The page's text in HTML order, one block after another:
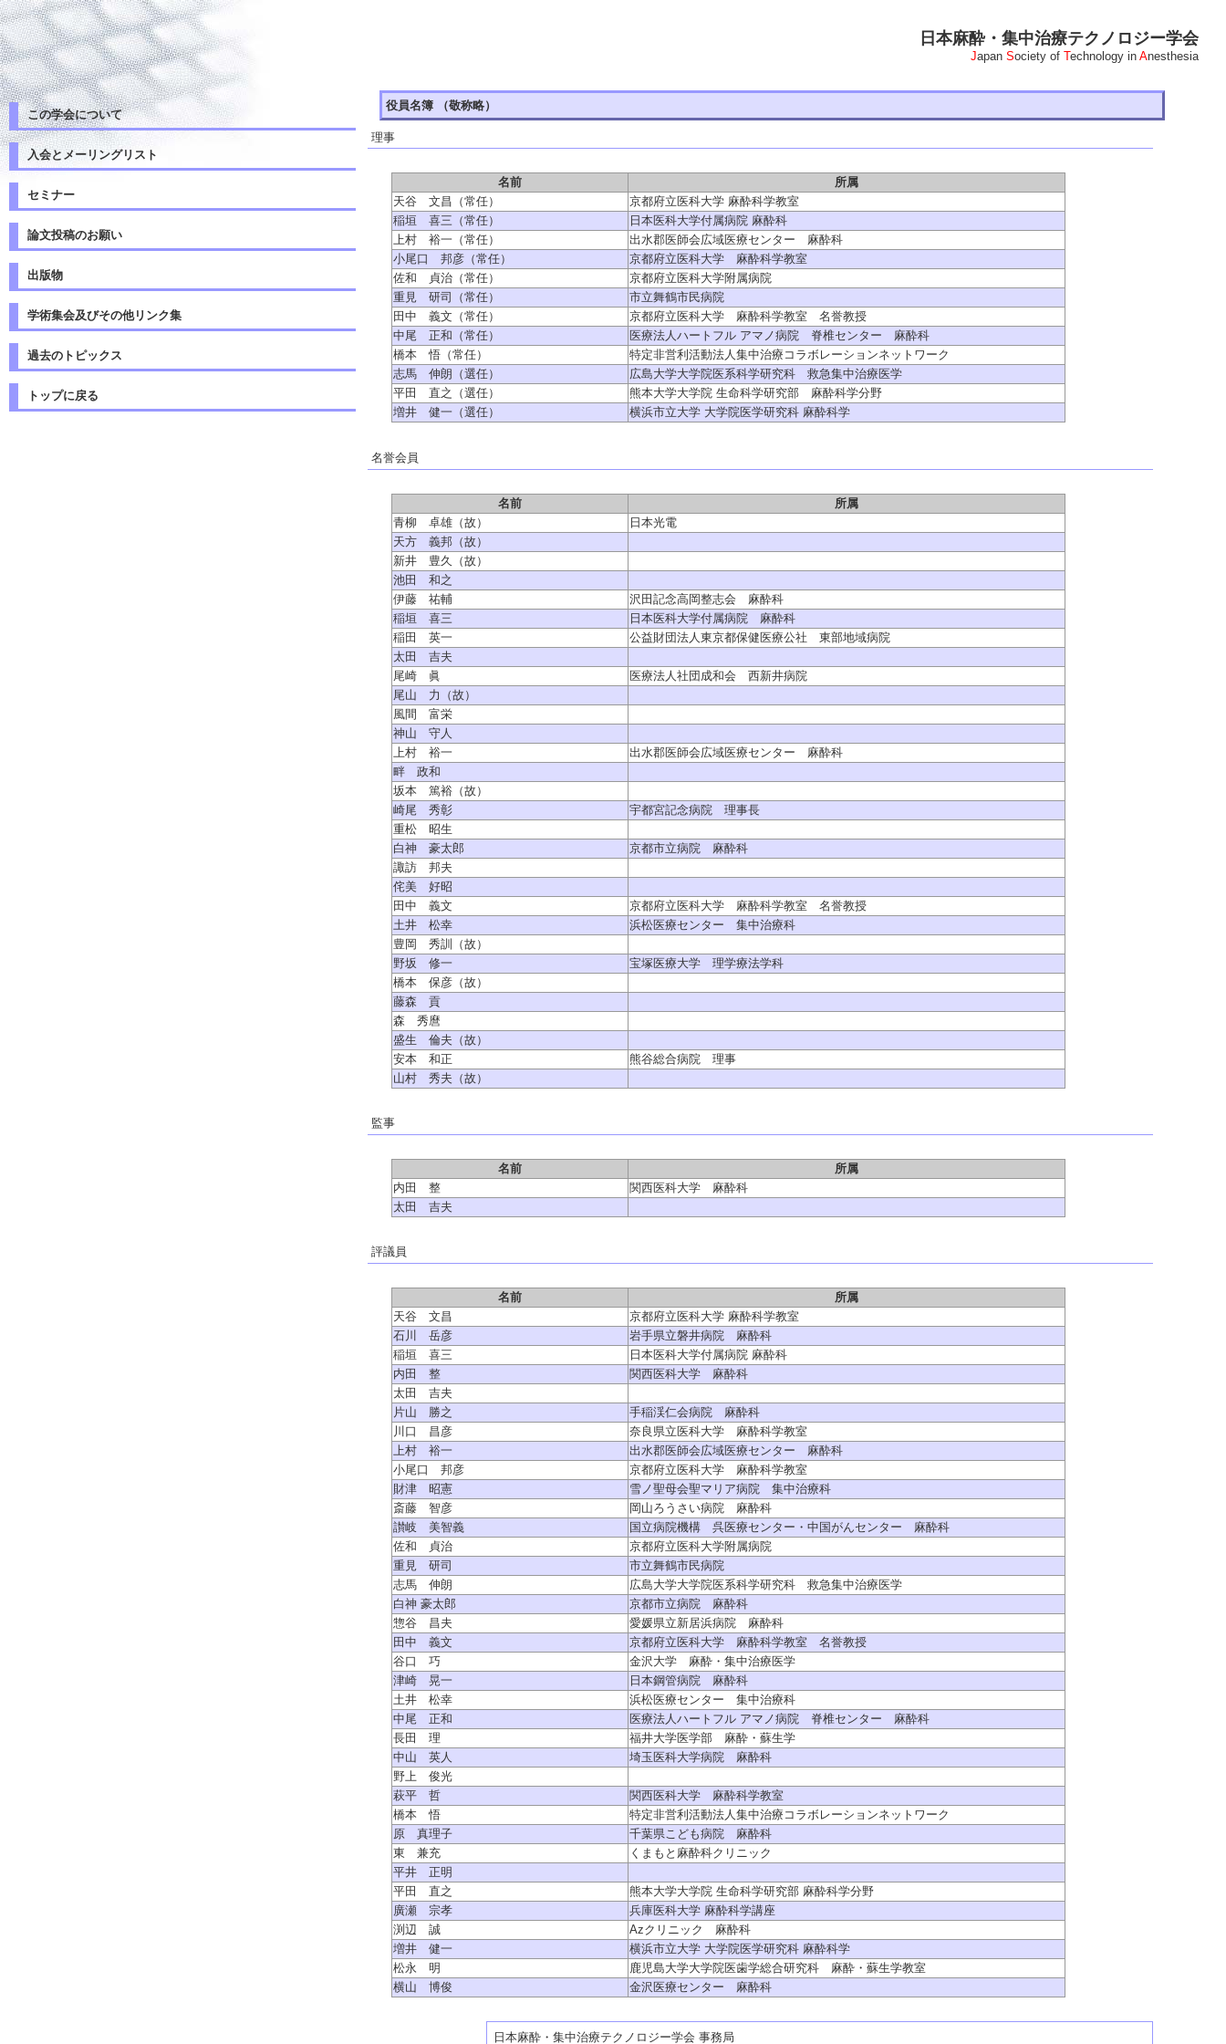
日本麻酔・集中治療テクノロジー学会
Japan Society of Technology in Anesthesia
この学会について
入会とメーリングリスト
セミナー
論文投稿のお願い
出版物
学術集会及びその他リンク集
過去のトピックス
トップに戻る
役員名簿 （敬称略）
理事
名前
所属
天谷 文昌（常任）
京都府立医科大学 麻酔科学教室
稲垣 喜三（常任）
日本医科大学付属病院 麻酔科
上村 裕一（常任）
出水郡医師会広域医療センター 麻酔科
小尾口 邦彦（常任）
京都府立医科大学 麻酔科学教室
佐和 貞治（常任）
京都府立医科大学附属病院
重見 研司（常任）
市立舞鶴市民病院
田中 義文（常任）
京都府立医科大学 麻酔科学教室 名誉教授
中尾 正和（常任）
医療法人ハートフル アマノ病院 脊椎センター 麻酔科
橋本 悟（常任）
特定非営利活動法人集中治療コラボレーションネットワーク
志馬 伸朗（選任）
広島大学大学院医系科学研究科 救急集中治療医学
平田 直之（選任）
熊本大学大学院 生命科学研究部 麻酔科学分野
増井 健一（選任）
横浜市立大学 大学院医学研究科 麻酔科学
名誉会員
名前
所属
青柳 卓雄（故）
日本光電
天方 義邦（故）
新井 豊久（故）
池田 和之
伊藤 祐輔
沢田記念高岡整志会 麻酔科
稲垣 喜三
日本医科大学付属病院 麻酔科
稲田 英一
公益財団法人東京都保健医療公社 東部地域病院
太田 吉夫
尾崎 眞
医療法人社団成和会 西新井病院
尾山 力（故）
風間 富栄
神山 守人
上村 裕一
出水郡医師会広域医療センター 麻酔科
畔 政和
坂本 篤裕（故）
崎尾 秀彰
宇都宮記念病院 理事長
重松 昭生
白神 豪太郎
京都市立病院 麻酔科
諏訪 邦夫
侘美 好昭
田中 義文
京都府立医科大学 麻酔科学教室 名誉教授
土井 松幸
浜松医療センター 集中治療科
豊岡 秀訓（故）
野坂 修一
宝塚医療大学 理学療法学科
橋本 保彦（故）
藤森 貢
森 秀麿
盛生 倫夫（故）
安本 和正
熊谷総合病院 理事
山村 秀夫（故）
監事
名前
所属
内田 整
関西医科大学 麻酔科
太田 吉夫
評議員
名前
所属
天谷 文昌
京都府立医科大学 麻酔科学教室
石川 岳彦
岩手県立磐井病院 麻酔科
稲垣 喜三
日本医科大学付属病院 麻酔科
内田 整
関西医科大学 麻酔科
太田 吉夫
片山 勝之
手稲渓仁会病院 麻酔科
川口 昌彦
奈良県立医科大学 麻酔科学教室
上村 裕一
出水郡医師会広域医療センター 麻酔科
小尾口 邦彦
京都府立医科大学 麻酔科学教室
財津 昭憲
雪ノ聖母会聖マリア病院 集中治療科
斎藤 智彦
岡山ろうさい病院 麻酔科
讃岐 美智義
国立病院機構 呉医療センター・中国がんセンター 麻酔科
佐和 貞治
京都府立医科大学附属病院
重見 研司
市立舞鶴市民病院
志馬 伸朗
広島大学大学院医系科学研究科 救急集中治療医学
白神 豪太郎
京都市立病院 麻酔科
惣谷 昌夫
愛媛県立新居浜病院 麻酔科
田中 義文
京都府立医科大学 麻酔科学教室 名誉教授
谷口 巧
金沢大学 麻酔・集中治療医学
津崎 晃一
日本鋼管病院 麻酔科
土井 松幸
浜松医療センター 集中治療科
中尾 正和
医療法人ハートフル アマノ病院 脊椎センター 麻酔科
長田 理
福井大学医学部 麻酔・蘇生学
中山 英人
埼玉医科大学病院 麻酔科
野上 俊光
萩平 哲
関西医科大学 麻酔科学教室
橋本 悟
特定非営利活動法人集中治療コラボレーションネットワーク
原 真理子
千葉県こども病院 麻酔科
東 兼充
くまもと麻酔科クリニック
平井 正明
平田 直之
熊本大学大学院 生命科学研究部 麻酔科学分野
廣瀬 宗孝
兵庫医科大学 麻酔科学講座
渕辺 誠
Azクリニック 麻酔科
増井 健一
横浜市立大学 大学院医学研究科 麻酔科学
松永 明
鹿児島大学大学院医歯学総合研究科 麻酔・蘇生学教室
横山 博俊
金沢医療センター 麻酔科
日本麻酔・集中治療テクノロジー学会 事務局